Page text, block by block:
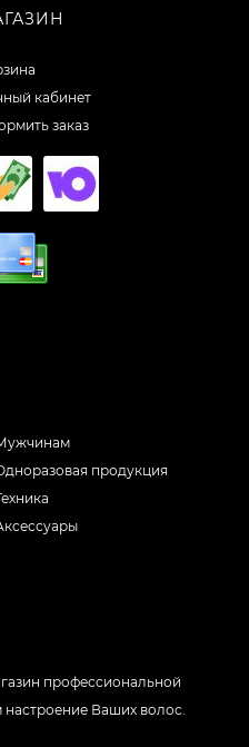
кабинет
заказ
продукция
профессиональной
Ваших волос.